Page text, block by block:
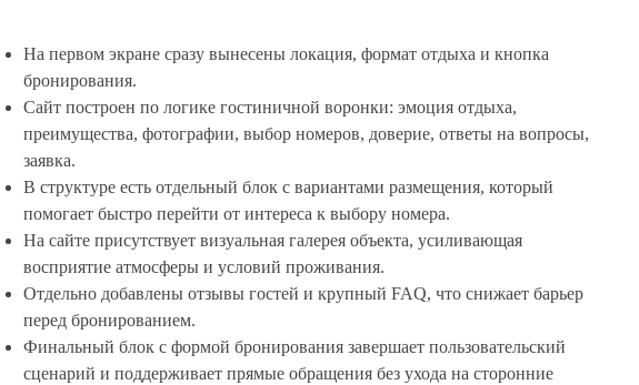
На первом экране сразу вынесены локация, формат отдыха и кнопка
бронирования.
Сайт построен по логике гостиничной воронки: эмоция отдыха,
преимущества, фотографии, выбор номеров, доверие, ответы на вопросы,
заявка.
В структуре есть отдельный блок с вариантами размещения, который
помогает быстро перейти от интереса к выбору номера.
На сайте присутствует визуальная галерея объекта, усиливающая
восприятие атмосферы и условий проживания.
Отдельно добавлены отзывы гостей и крупный FAQ, что снижает барьер
перед бронированием.
Финальный блок с формой бронирования завершает пользовательский
сценарий и поддерживает прямые обращения без ухода на сторонние